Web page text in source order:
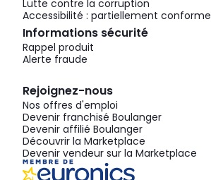
Lutte contre la corruption
Accessibilité : partiellement conforme
Informations sécurité
Rappel produit
Alerte fraude
Rejoignez-nous
Nos offres d'emploi
Devenir franchisé Boulanger
Devenir affilié Boulanger
Découvrir la Marketplace
Devenir vendeur sur la Marketplace